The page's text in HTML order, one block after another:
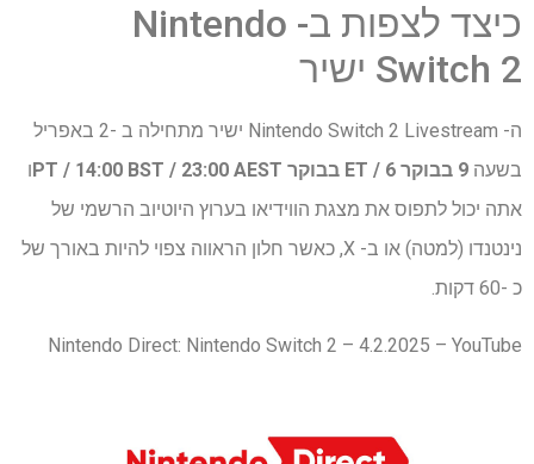
כיצד לצפות ב- Nintendo
Switch 2 ישיר
ה- Nintendo Switch 2 Livestream ישיר מתחילה ב -2 באפריל
בשעה 9 בבוקר ET / 6 בבוקר PT / 14:00 BST / 23:00 AEST
ו
אתה יכול לתפוס את מצגת הווידיאו בערוץ היוטיוב הרשמי של
נינטנדו (למטה) או ב- X, כאשר חלון הראווה צפוי להיות באורך של
כ -60 דקות.
Nintendo Direct: Nintendo Switch 2 – 4.2.2025 – YouTube